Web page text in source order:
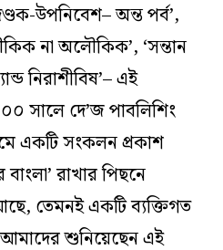
উপনিবেশ– অন্ত পর্ব’,
না অলৌকিক’, ‘সন্তান
নিরাশীবিষ’– এই
সালে দে’জ পাবলিশিং
একটি সংকলন প্রকাশ
রাখার পিছনে
তেমনই একটি ব্যক্তিগত
শুনিয়েছেন এই